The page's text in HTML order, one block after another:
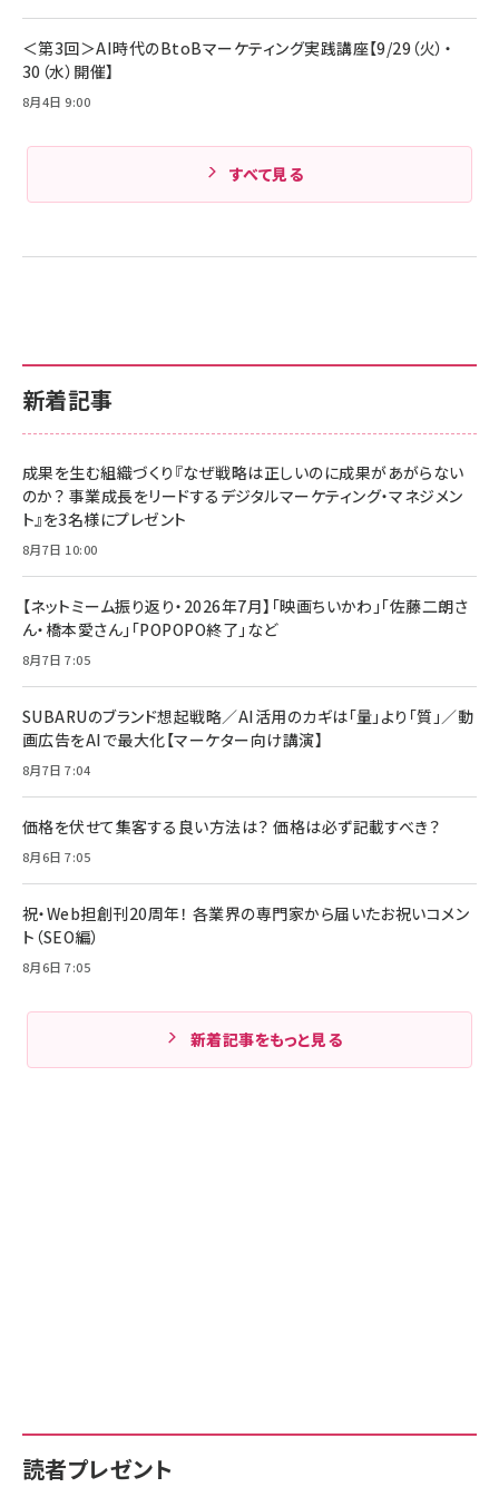
新着記事
成果を生む組織づくり『なぜ戦略は正しいのに成果があがらない
のか？ 事業成長をリードするデジタルマーケティング・マネジメン
ト』を3名様にプレゼント
8月7日 10:00
【ネットミーム振り返り・2026年7月】「映画ちいかわ」「佐藤二朗さ
ん・橋本愛さん」「POPOPO終了」など
8月7日 7:05
SUBARUのブランド想起戦略／AI活用のカギは「量」より「質」／動
画広告をAIで最大化【マーケター向け講演】
8月7日 7:04
価格を伏せて集客する良い方法は？ 価格は必ず記載すべき？
8月6日 7:05
祝・Web担創刊20周年！ 各業界の専門家から届いたお祝いコメン
ト（SEO編）
8月6日 7:05
新着記事をもっと見る
読者プレゼント
＜第3回＞AI時代のBtoBマーケティング実践講座【9/29（火）・
30（水）開催】
8月4日 9:00
すべて見る